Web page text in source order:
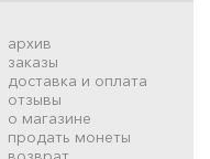
архив
заказы
доставка и оплата
отзывы
о магазине
продать монеты